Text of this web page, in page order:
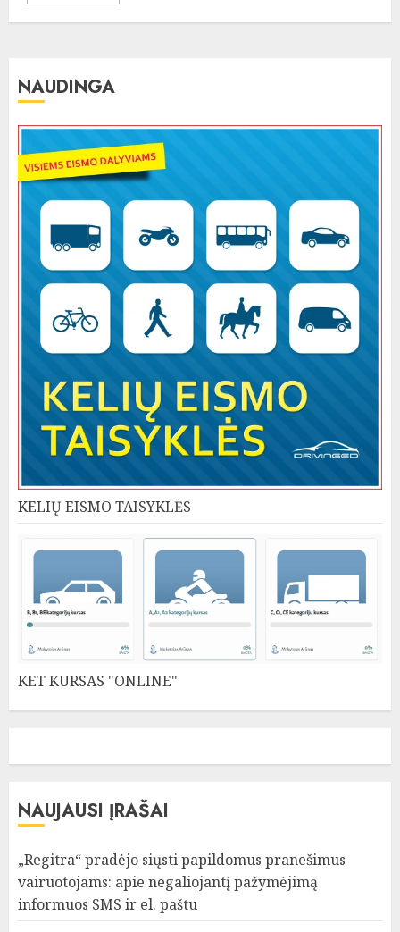
NAUDINGA
KELIŲ EISMO TAISYKLĖS
KET KURSAS "ONLINE"
NAUJAUSI ĮRAŠAI
„Regitra“ pradėjo siųsti papildomus pranešimus
vairuotojams: apie negaliojantį pažymėjimą
informuos SMS ir el. paštu